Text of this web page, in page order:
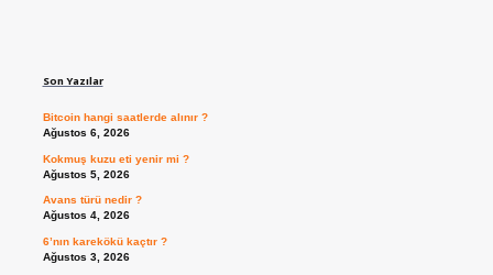
Son Yazılar
Bitcoin hangi saatlerde alınır ?
Ağustos 6, 2026
Kokmuş kuzu eti yenir mi ?
Ağustos 5, 2026
Avans türü nedir ?
Ağustos 4, 2026
6’nın karekökü kaçtır ?
Ağustos 3, 2026